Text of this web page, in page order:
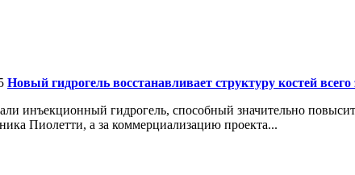
Новый гидрогель восстанавливает структуру костей всего
инъекционный гидрогель, способный значительно
Пиолетти, а за коммерциализацию проекта...